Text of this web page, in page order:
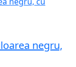
negru,